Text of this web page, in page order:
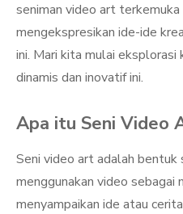
seniman video art terkemuka
mengekspresikan ide-ide
ini. Mari kita mulai eksplorasi
dinamis dan inovatif ini.
Apa itu Seni Video
Seni video art adalah bentuk
menggunakan video sebagai
menyampaikan ide atau